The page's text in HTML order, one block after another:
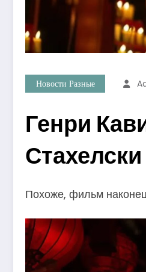
Новости Разные
Генри
Стахелски
Похоже, фильм